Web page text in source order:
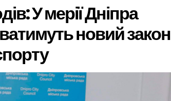
У мерії Дніпра
новий закон